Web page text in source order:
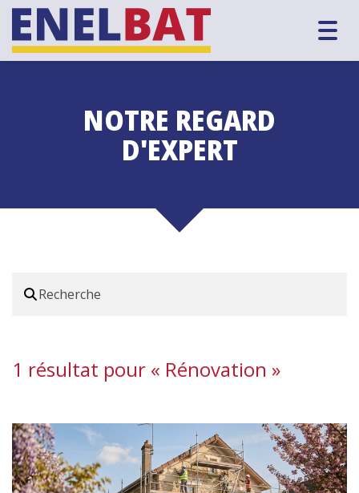
NOTRE REGARD
D'EXPERT
1 résultat pour « Rénovation »